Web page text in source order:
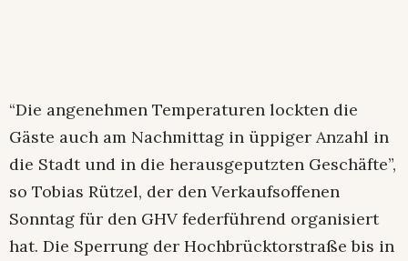
“Die angenehmen Temperaturen lockten die
Gäste auch am Nachmittag in üppiger Anzahl in
die Stadt und in die herausgeputzten Geschäfte”,
so Tobias Rützel, der den Verkaufsoffenen
Sonntag für den GHV federführend organisiert
hat. Die Sperrung der Hochbrücktorstraße bis in